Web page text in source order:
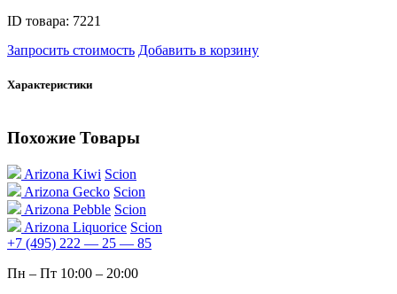
ID товара: 7221
Запросить стоимость Добавить в корзину
Характеристики
Похожие Товары
Arizona Kiwi Scion
Arizona Gecko Scion
Arizona Pebble Scion
Arizona Liquorice Scion
+7 (495) 222 — 25 — 85
Пн – Пт 10:00 – 20:00